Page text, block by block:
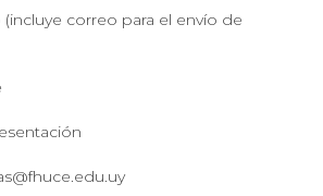
(incluye correo para el envío de